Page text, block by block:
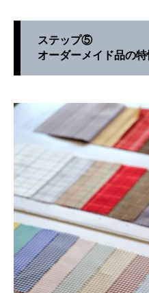
ステップ⑤
オーダーメイド品の特